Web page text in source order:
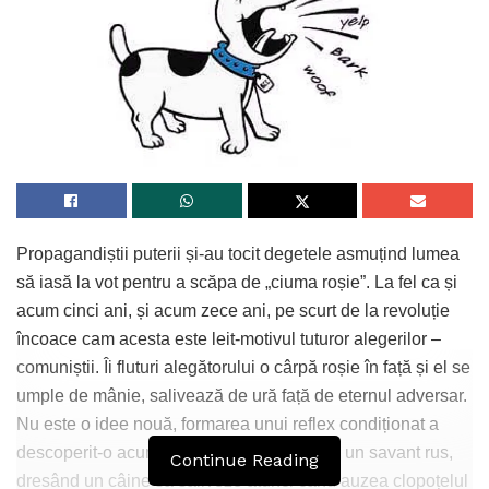
Cele mai mari pierderi cauzate de mortalitatea ridicată din
anul 1933 au fost înregistrate în Kazahstan şi în Ucraina.
Pierderi semnificativ mai mici au fost în Rusia, precum şi în
republicile din Asia Centrală, în Belarus şi în republicile din
Transcaucazia.
oficial, prin lege, Holodomorul din 1932-1933 drept
lege interzice negarea publică a Holodomorului, însă nu
prevede şi sancţiuni în acest sens.
Tags: catalin serban foamete holodomor
stalin anii 30 Ucraina www.bpnews.ro
Propagandiștii puterii și-au tocit degetele asmuțind lumea
să iasă la vot pentru a scăpa de „ciuma roșie”. La fel ca și
acum cinci ani, și acum zece ani, pe scurt de la revoluție
încoace cam acesta este leit-motivul tuturor alegerilor –
comuniștii. Îi fluturi alegătorului o cârpă roșie în față și el se
umple de mânie, salivează de ură față de eternul adversar.
Nu este o idee nouă, formarea unui reflex condiționat a
descoperit-o acum mai bine de 100 de ani un savant rus,
dresând un câine să saliveze atunci când auzea clopoțelul
Continue Reading